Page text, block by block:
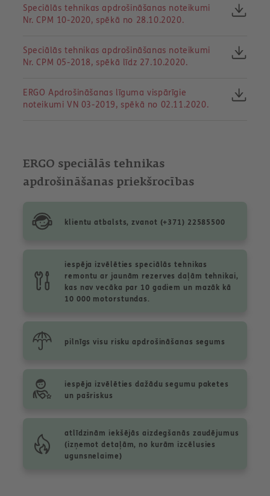
Speciālās tehnikas apdrošināšanas noteikumi
Nr. CPM 10-2020, spēkā no 28.10.2020.
Speciālās tehnikas apdrošināšanas noteikumi
Nr. CPM 05-2018, spēkā līdz 27.10.2020.
ERGO Apdrošināšanas līguma vispārīgie
noteikumi VN 03-2019, spēkā no 02.11.2020.
ERGO speciālās tehnikas
apdrošināšanas priekšrocības
klientu atbalsts, zvanot (+371) 22585500
iespēja izvēlēties speciālās tehnikas
remontu ar jaunām rezerves daļām tehnikai,
kas nav vecāka par 10 gadiem un mazāk kā
10 000 motorstundas.
pilnīgs visu risku apdrošināšanas segums
iespēja izvēlēties dažādu segumu paketes
un pašriskus
atlīdzinām iekšējās aizdegšanās zaudējumus
(izņemot detaļām, no kurām izcēlusies
ugunsnelaime)